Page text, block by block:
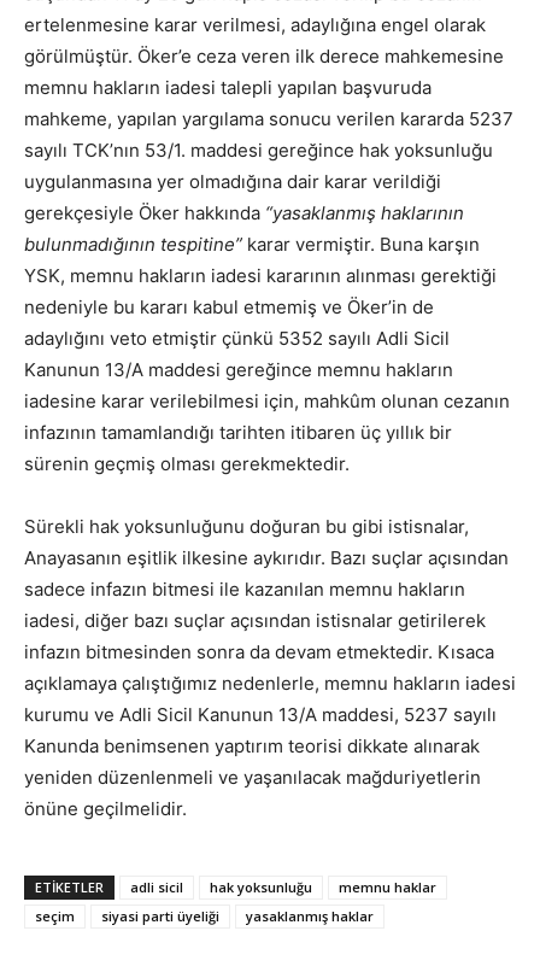
ertelenmesine karar verilmesi, adaylığına engel olarak
görülmüştür. Öker’e ceza veren ilk derece mahkemesine
memnu hakların iadesi talepli yapılan başvuruda
mahkeme, yapılan yargılama sonucu verilen kararda 5237
sayılı TCK’nın 53/1. maddesi gereğince hak yoksunluğu
uygulanmasına yer olmadığına dair karar verildiği
gerekçesiyle Öker hakkında “yasaklanmış haklarının
bulunmadığının tespitine” karar vermiştir. Buna karşın
YSK, memnu hakların iadesi kararının alınması gerektiği
nedeniyle bu kararı kabul etmemiş ve Öker’in de
adaylığını veto etmiştir çünkü 5352 sayılı Adli Sicil
Kanunun 13/A maddesi gereğince memnu hakların
iadesine karar verilebilmesi için, mahkûm olunan cezanın
infazının tamamlandığı tarihten itibaren üç yıllık bir
sürenin geçmiş olması gerekmektedir.
Sürekli hak yoksunluğunu doğuran bu gibi istisnalar,
Anayasanın eşitlik ilkesine aykırıdır. Bazı suçlar açısından
sadece infazın bitmesi ile kazanılan memnu hakların
iadesi, diğer bazı suçlar açısından istisnalar getirilerek
infazın bitmesinden sonra da devam etmektedir. Kısaca
açıklamaya çalıştığımız nedenlerle, memnu hakların iadesi
kurumu ve Adli Sicil Kanunun 13/A maddesi, 5237 sayılı
Kanunda benimsenen yaptırım teorisi dikkate alınarak
yeniden düzenlenmeli ve yaşanılacak mağduriyetlerin
önüne geçilmelidir.
ETIKETLER adli sicil hak yoksunluğu
memnu haklar
seçim
siyasi parti üyeliği yasaklanmış haklar